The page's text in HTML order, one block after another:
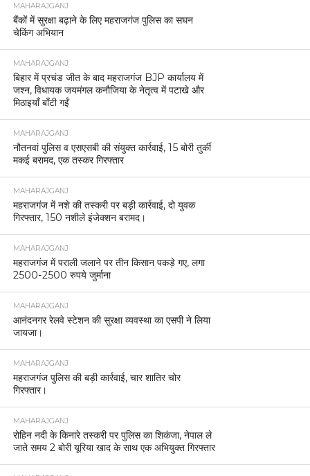
MAHARAJGANJ
बैंकों में सुरक्षा बढ़ाने के लिए महराजगंज पुलिस का सघन
चेकिंग अभियान
MAHARAJGANJ
बिहार में प्रचंड जीत के बाद महराजगंज BJP कार्यालय में
जश्न, विधायक जयमंगल कनौजिया के नेतृत्व में पटाखे और
मिठाइयाँ बाँटी गईं
MAHARAJGANJ
नौतनवां पुलिस व एसएसबी की संयुक्त कार्रवाई, 15 बोरी तुर्की
मकई बरामद, एक तस्कर गिरफ्तार
MAHARAJGANJ
महराजगंज में नशे की तस्करी पर बड़ी कार्रवाई, दो युवक
गिरफ्तार, 150 नशीले इंजेक्शन बरामद।
MAHARAJGANJ
महराजगंज में पराली जलाने पर तीन किसान पकड़े गए, लगा
2500-2500 रुपये जुर्माना
MAHARAJGANJ
आनंदनगर रेलवे स्टेशन की सुरक्षा व्यवस्था का एसपी ने लिया
जायजा।
MAHARAJGANJ
महराजगंज पुलिस की बड़ी कार्रवाई, चार शातिर चोर
गिरफ्तार।
MAHARAJGANJ
रोहिन नदी के किनारे तस्करी पर पुलिस का शिकंजा, नेपाल ले
जाते समय 2 बोरी यूरिया खाद के साथ एक अभियुक्त गिरफ्तार